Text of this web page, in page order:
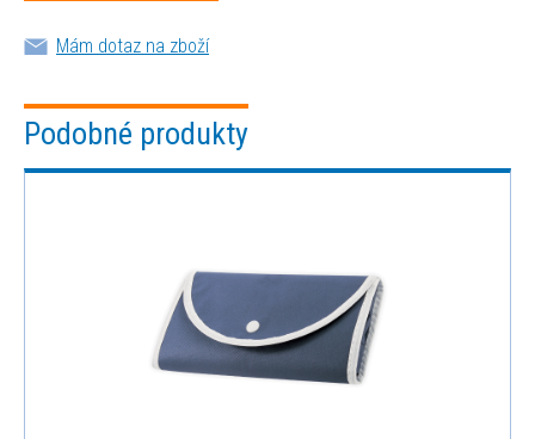
Mám dotaz na zboží
Podobné produkty